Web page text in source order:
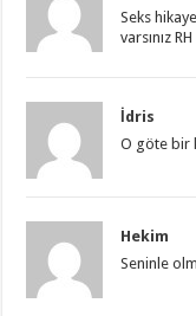
Seks
varsınız
İdris
O göte bir
Hekim
Seninle